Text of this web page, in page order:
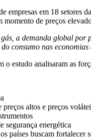
empresas em 18 setores
de preços
a demanda global
consumo nas
o estudo analisaram as
altos e preços
segurança energética
países buscam fortalecer